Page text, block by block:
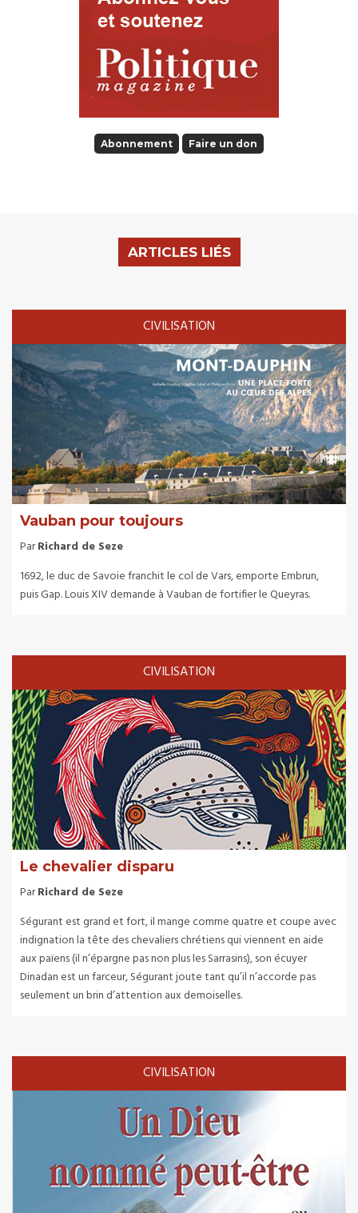
Abonnement Faire un don
ARTICLES LIÉS
CIVILISATION
Vauban pour toujours
ParRichard de Seze
1692, le duc de Savoie franchit le col de Vars, emporte Embrun,
puis Gap. Louis XIV demande à Vauban de fortifier le Queyras.
CIVILISATION
Le chevalier disparu
ParRichard de Seze
Ségurant est grand et fort, il mange comme quatre et coupe avec
indignation la tête des chevaliers chrétiens qui viennent en aide
aux païens (il n’épargne pas non plus les Sarrasins), son écuyer
Dinadan est un farceur, Ségurant joute tant qu’il n’accorde pas
seulement un brin d’attention aux demoiselles.
CIVILISATION